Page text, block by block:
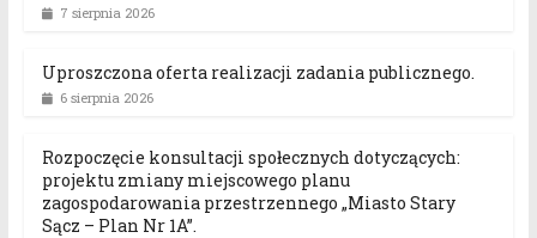
7 sierpnia 2026
Uproszczona oferta realizacji zadania publicznego.
6 sierpnia 2026
Rozpoczęcie konsultacji społecznych dotyczących:
projektu zmiany miejscowego planu
zagospodarowania przestrzennego „Miasto Stary
Sącz – Plan Nr 1A”.